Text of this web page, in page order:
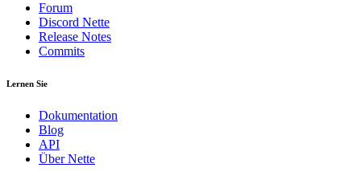
Forum
Discord Nette
Release Notes
Commits
Lernen Sie
Dokumentation
Blog
API
Über Nette